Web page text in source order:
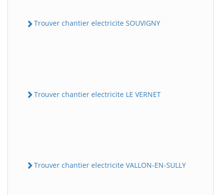
Trouver chantier electricite SOUVIGNY
Trouver chantier electricite LE VERNET
Trouver chantier electricite VALLON-EN-SULLY